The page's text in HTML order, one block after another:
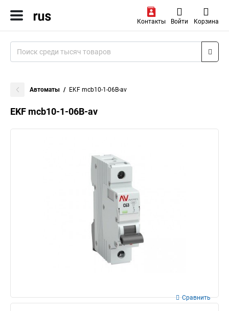
Контакты Войти Корзина
Автоматы EKF mcb10-1-06B-av
EKF mcb10-1-06B-av
Сравнить